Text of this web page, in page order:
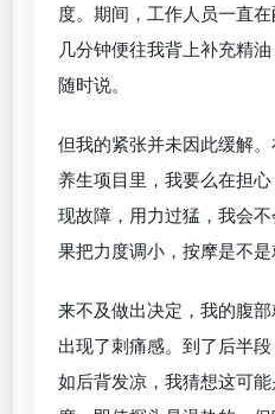
度。期间，工作人员一直
几分钟便往我背上补充精
随时说。
但我的紧张并未因此缓解
养生项目里，我要么在担
现故障，用力过猛，我会
果把力度调小，按摩是不是
来不及做出决定，我的腹
出现了刺痛感。到了后半
如后背发凉，我猜想这可